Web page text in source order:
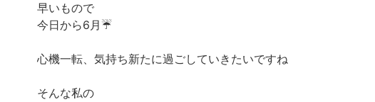
早いもので
今日から6月☔️
心機一転、気持ち新たに過ごしていきたいですね
そんな私の